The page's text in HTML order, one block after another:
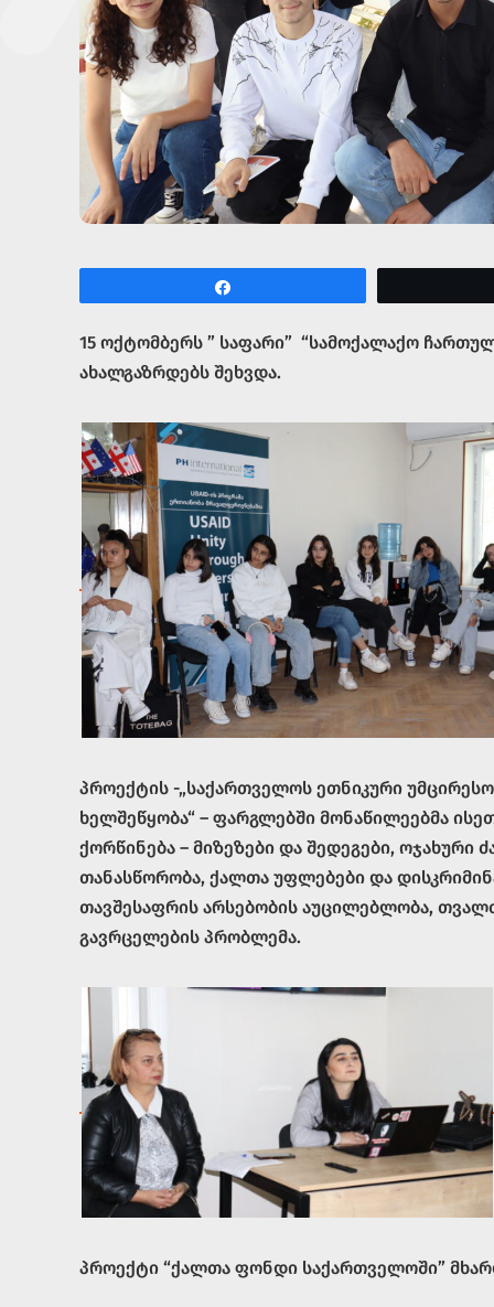
15 ოქტომბერს ” საფარი” “სამოქალაქო
ახალგაზრდებს შეხვდა.
პროექტის -„საქართველოს ეთნიკური
ხელშეწყობა“ – ფარგლებში მონაწილეებმა
ქორწინება – მიზეზები და შედეგები,
თანასწორობა, ქალთა უფლებები და
თავშესაფრის არსებობის აუცილებლობა,
გავრცელების პრობლემა.
პროექტი “ქალთა ფონდი საქართველოში”